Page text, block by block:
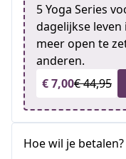
5 Yoga Series
dagelijkse
meer open te
anderen.
€ 7,00€ 44,95
Hoe wil je betalen?